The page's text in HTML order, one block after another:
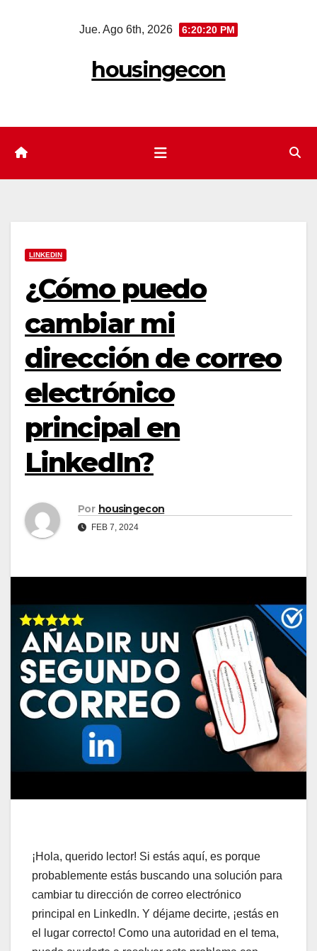
Jue. Ago 6th, 2026 6:20:21 PM
housingecon
LINKEDIN
¿Cómo puedo
cambiar mi
dirección de correo
electrónico
principal en
LinkedIn?
Por housingecon
FEB 7, 2024
¡Hola, querido lector! Si estás aquí, es porque
probablemente estás buscando una solución para
cambiar tu dirección de correo electrónico
principal en LinkedIn. Y déjame decirte, ¡estás en
el lugar correcto! Como una autoridad en el tema,